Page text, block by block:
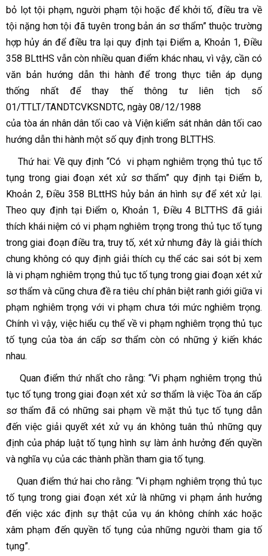
bỏ lọt tội phạm, người phạm tội hoặc để khởi tố, điều tra về
tội nặng hơn tội đã tuyên trong bản án sơ thẩm” thuộc trường
hợp hủy án để điều tra lại quy định tại Điểm a, Khoản 1, Điều
358 BLttHS vẫn còn nhiều quan điểm khác nhau, vì vậy, cần có
văn bản hướng dẫn thi hành để trong thực tiễn áp dụng
thống nhất để thay thế thông tư liên tịch số
01/TTLT/TANDTCVKSNDTC, ngày 08/12/1988
của tòa án nhân dân tối cao và Viện kiểm sát nhân dân tối cao
hướng dẫn thi hành một số quy định trong BLTTHS.
Thứ hai: Về quy định “Có vi phạm nghiêm trọng thủ tục tố
tụng trong giai đoạn xét xử sơ thẩm” quy định tại Điểm b,
Khoản 2, Điều 358 BLttHS hủy bản án hình sự để xét xử lại.
Theo quy định tại Điểm o, Khoản 1, Điều 4 BLTTHS đã giải
thích khái niệm có vi phạm nghiêm trọng trong thủ tục tố tụng
trong giai đoạn điều tra, truy tố, xét xử nhưng đây là giải thích
chung không có quy định giải thích cụ thể các sai sót bị xem
là vi phạm nghiêm trọng thủ tục tố tụng trong giai đoạn xét xử
sơ thẩm và cũng chưa đề ra tiêu chí phân biệt ranh giới giữa vi
phạm nghiêm trọng với vi phạm chưa tới mức nghiêm trọng.
Chính vì vậy, việc hiểu cụ thể về vi phạm nghiêm trọng thủ tục
tố tụng của tòa án cấp sơ thẩm còn có những ý kiến khác
nhau.
Quan điểm thứ nhất cho rằng:“Vi phạm nghiêm trọng thủ
tục tố tụng trong giai đoạn xét xử sơ thẩm là việc Tòa án cấp
sơ thẩm đã có những sai phạm về mặt thủ tục tố tụng dẫn
đến việc giải quyết xét xử vụ án không tuân thủ những quy
định của pháp luật tố tụng hình sự làm ảnh hưởng đến quyền
và nghĩa vụ của các thành phần tham gia tố tụng.
Quan điểm thứ hai cho rằng: “Vi phạm nghiêm trọng thủ tục
tố tụng trong giai đoạn xét xử là những vi phạm ảnh hưởng
đến việc xác định sự thật của vụ án không chính xác hoặc
xâm phạm đến quyền tố tụng của những người tham gia tố
tụng”.